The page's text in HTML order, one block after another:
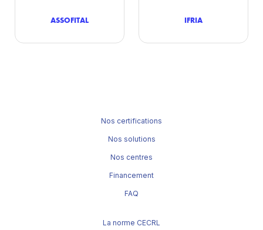
ASSOFITAL IFRIA
Nos certifications
Nos solutions
Nos centres
Financement
FAQ
La norme CECRL